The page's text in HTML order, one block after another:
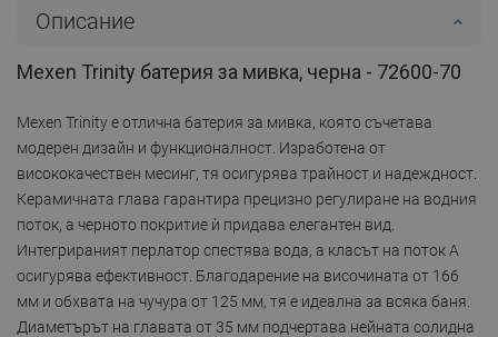
Описание
Mexen Trinity батерия за мивка, черна - 72600-70
Mexen Trinity е отлична батерия за мивка, която съчетава
модерен дизайн и функционалност. Изработена от
висококачествен месинг, тя осигурява трайност и надеждност.
Керамичната глава гарантира прецизно регулиране на водния
поток, а черното покритие ѝ придава елегантен вид.
Интегрираният перлатор спестява вода, а класът на поток A
осигурява ефективност. Благодарение на височината от 166
мм и обхвата на чучура от 125 мм, тя е идеална за всяка баня.
Диаметърът на главата от 35 мм подчертава нейната солидна